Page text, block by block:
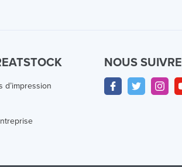
d’impression
NOUS SUIVRE